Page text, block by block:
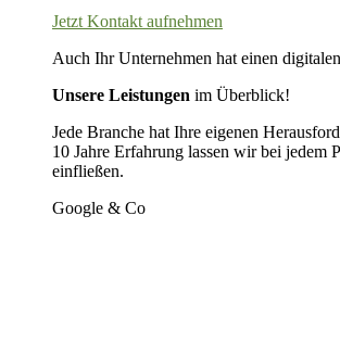
Jetzt Kontakt aufnehmen
Auch Ihr Unternehmen hat einen
Unsere Leistungen im Überblick!
Jede Branche hat Ihre eigenen
10 Jahre Erfahrung lassen wir bei jedem
einfließen.
Google & Co